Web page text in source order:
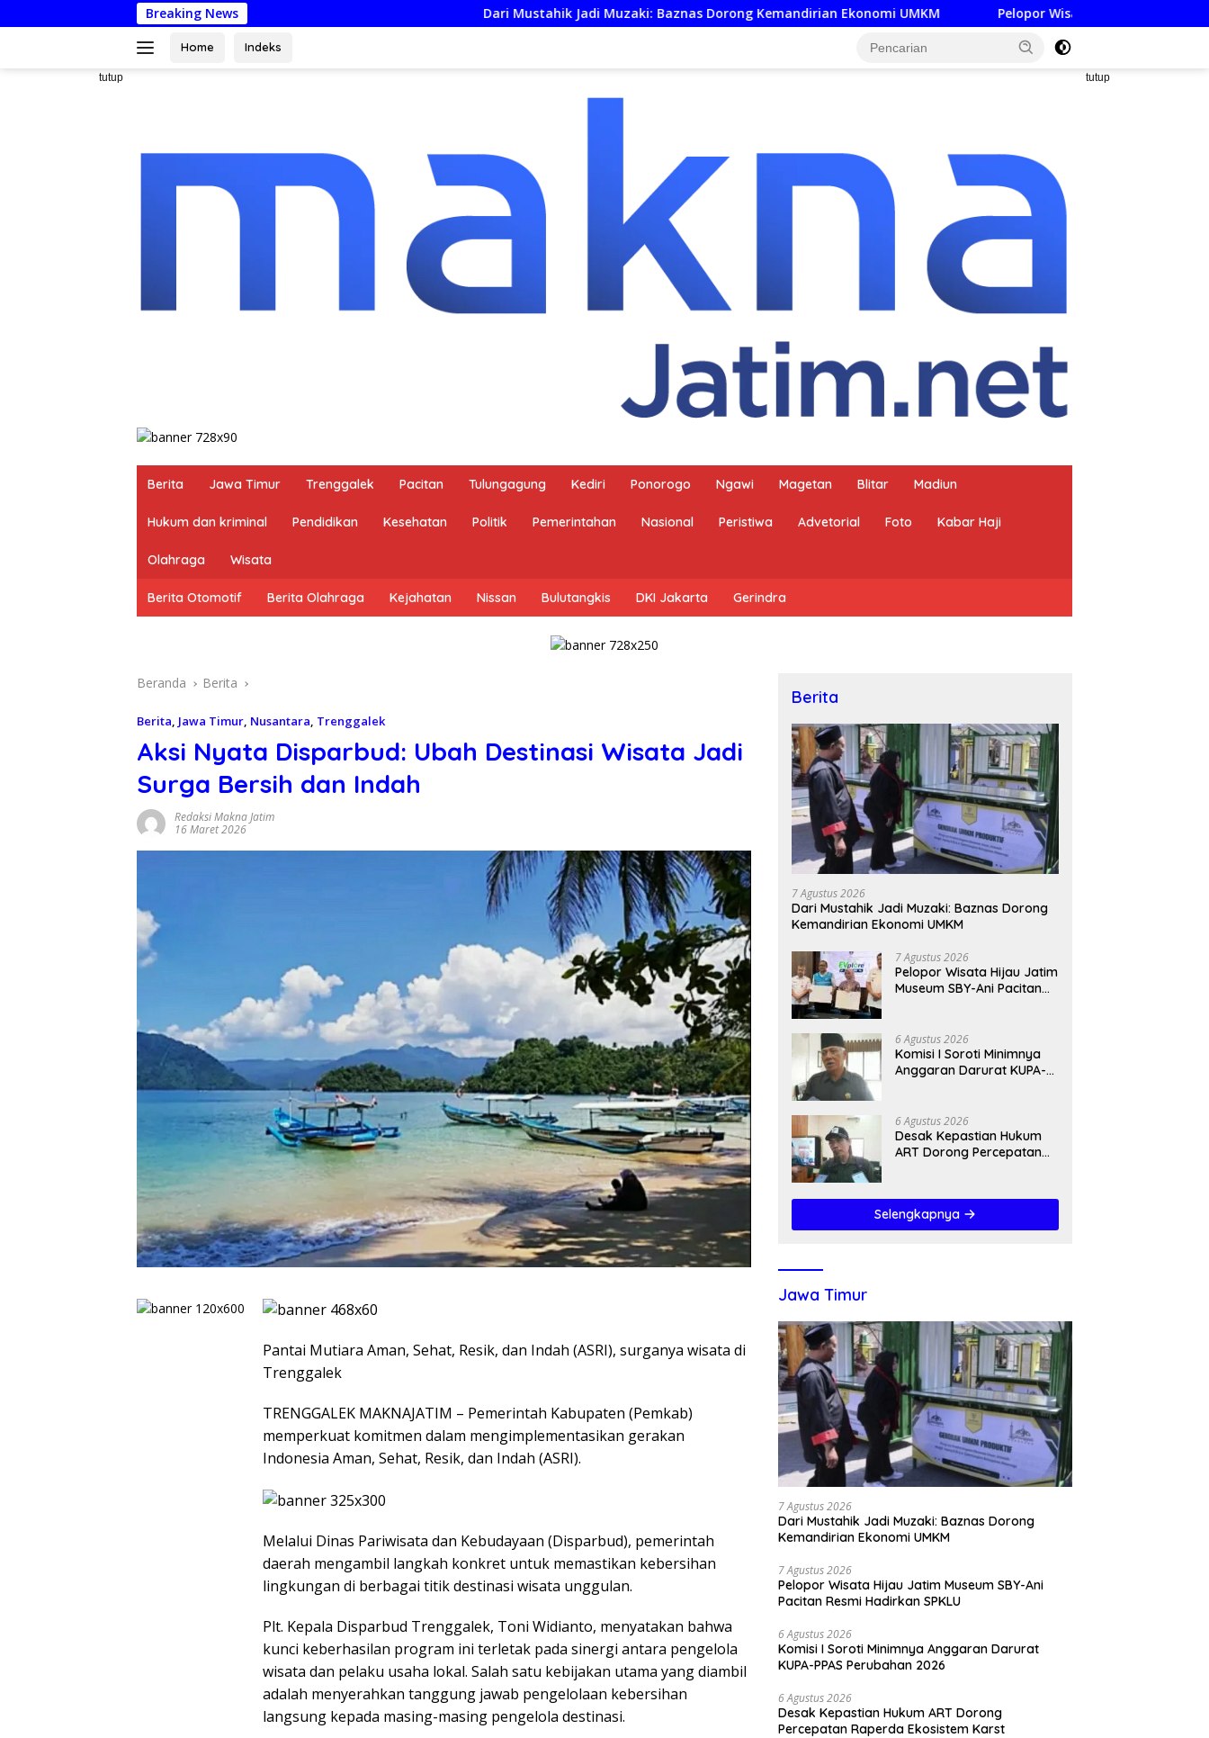
ke
Breaking News Dari Mustahik Jadi Muzaki: Baznas Dorong Kemandirian Ekonomi UMKM Pelopor Wisata Hijau Jatim Museum SBY-Ani Pacitan
Home Indeks
tutup tutup
Berita Jawa Timur Trenggalek Pacitan Tulungagung Kediri Ponorogo Ngawi Magetan Blitar Madiun
Hukum dan kriminal Pendidikan Kesehatan Politik Pemerintahan Nasional Peristiwa Advetorial Foto Kabar Haji
Olahraga Wisata
Berita Otomotif Berita Olahraga Kejahatan Nissan Bulutangkis DKI Jakarta Gerindra
Beranda Berita
Berita, Jawa Timur, Nusantara, Trenggalek
Aksi Nyata Disparbud: Ubah Destinasi Wisata Jadi
Surga Bersih dan Indah
Redaksi Makna Jatim
16 Maret 2026
Pantai Mutiara Aman, Sehat, Resik, dan Indah (ASRI), surganya wisata di
Trenggalek
TRENGGALEK MAKNAJATIM – Pemerintah Kabupaten (Pemkab)
memperkuat komitmen dalam mengimplementasikan gerakan
Indonesia Aman, Sehat, Resik, dan Indah (ASRI).
Melalui Dinas Pariwisata dan Kebudayaan (Disparbud), pemerintah
daerah mengambil langkah konkret untuk memastikan kebersihan
lingkungan di berbagai titik destinasi wisata unggulan.
​Plt. Kepala Disparbud Trenggalek, Toni Widianto, menyatakan bahwa
kunci keberhasilan program ini terletak pada sinergi antara pengelola
wisata dan pelaku usaha lokal. Salah satu kebijakan utama yang diambil
adalah menyerahkan tanggung jawab pengelolaan kebersihan
langsung kepada masing-masing pengelola destinasi.
Berita
7 Agustus 2026
Dari Mustahik Jadi Muzaki: Baznas Dorong
Kemandirian Ekonomi UMKM
7 Agustus 2026
Pelopor Wisata Hijau Jatim
Museum SBY-Ani Pacitan
6 Agustus 2026
Komisi I Soroti Minimnya
Anggaran Darurat KUPA-
6 Agustus 2026
Desak Kepastian Hukum
ART Dorong Percepatan
Selengkapnya
Jawa Timur
7 Agustus 2026
Dari Mustahik Jadi Muzaki: Baznas Dorong
Kemandirian Ekonomi UMKM
7 Agustus 2026
Pelopor Wisata Hijau Jatim Museum SBY-Ani
Pacitan Resmi Hadirkan SPKLU
6 Agustus 2026
Komisi I Soroti Minimnya Anggaran Darurat
KUPA-PPAS Perubahan 2026
6 Agustus 2026
Desak Kepastian Hukum ART Dorong
Percepatan Raperda Ekosistem Karst